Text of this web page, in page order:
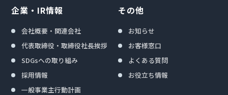
企業・IR情報
会社概要・関連会社
代表取締役・取締役社長挨拶
SDGsへの取り組み
採用情報
一般事業主行動計画
その他
お知らせ
お客様窓口
よくある質問
お役立ち情報